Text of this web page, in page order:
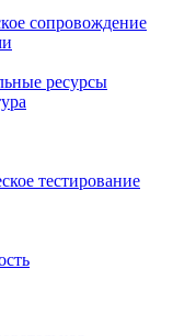
сопровождение
ресурсы
тестирование